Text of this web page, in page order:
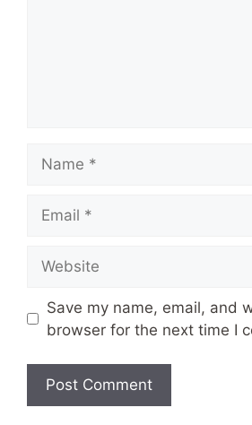
Save my name, email, and
browser for the next time I